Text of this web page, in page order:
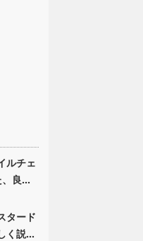
ルチェ
良...
タード
く説...